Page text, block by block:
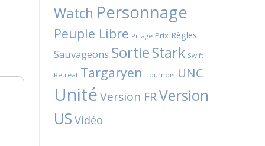
Watch Personnage
Peuple Libre Pillage Prix Règles
Sauvageons SortieStark Swift
Retreat Targaryen Tournois UNC
UnitéVersion FRVersion
US Vidéo